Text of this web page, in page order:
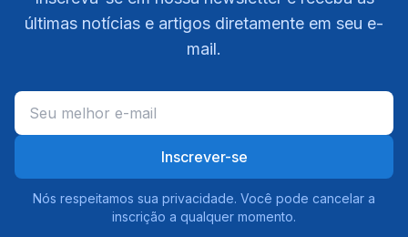
últimas notícias e artigos diretamente em seu e-
mail.
Inscrever-se
Nós respeitamos sua privacidade. Você pode cancelar a
inscrição a qualquer momento.